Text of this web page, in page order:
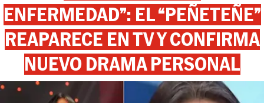
ENFERMEDAD”: EL “PEÑETEÑE”
REAPARECE EN TV Y CONFIRMA
NUEVO DRAMA PERSONAL